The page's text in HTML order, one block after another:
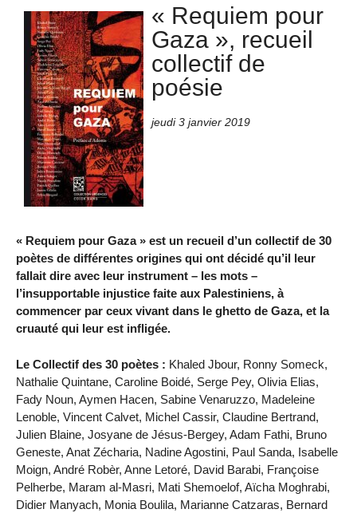
« Requiem pour
Gaza », recueil
collectif de
poésie
jeudi 3 janvier 2019
« Requiem pour Gaza » est un recueil d’un collectif de 30
poètes de différentes origines qui ont décidé qu’il leur
fallait dire avec leur instrument – les mots –
l’insupportable injustice faite aux Palestiniens, à
commencer par ceux vivant dans le ghetto de Gaza, et la
cruauté qui leur est infligée.
Le Collectif des 30 poètes : Khaled Jbour, Ronny Someck,
Nathalie Quintane, Caroline Boidé, Serge Pey, Olivia Elias,
Fady Noun, Aymen Hacen, Sabine Venaruzzo, Madeleine
Lenoble, Vincent Calvet, Michel Cassir, Claudine Bertrand,
Julien Blaine, Josyane de Jésus-Bergey, Adam Fathi, Bruno
Geneste, Anat Zécharia, Nadine Agostini, Paul Sanda, Isabelle
Moign, André Robèr, Anne Letoré, David Barabi, Françoise
Pelherbe, Maram al-Masri, Mati Shemoelof, Aïcha Moghrabi,
Didier Manyach, Monia Boulila, Marianne Catzaras, Bernard